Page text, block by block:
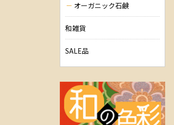
オーガニック石鹸
和雑貨
SALE品